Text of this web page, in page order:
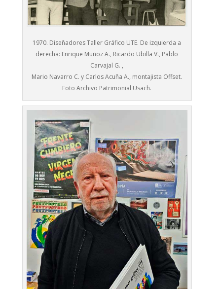
1970. Diseñadores Taller Gráfico UTE. De izquierda a
derecha: Enrique Muñoz A., Ricardo Ubilla V., Pablo
Carvajal G. ,
Mario Navarro C. y Carlos Acuña A., montajista Offset.
Foto Archivo Patrimonial Usach.